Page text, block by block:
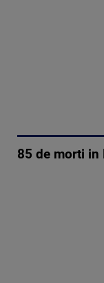
85 de morti in